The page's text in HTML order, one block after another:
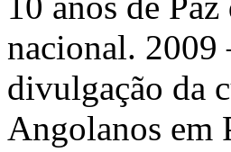
nacional. 2009
divulgação da
Angolanos em